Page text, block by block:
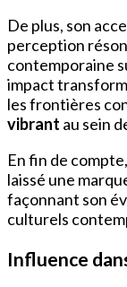
De plus, son
perception
contemporaine
impact
les frontières
vibrant au sein
En fin de
laissé une
façonnant son
culturels
Influence